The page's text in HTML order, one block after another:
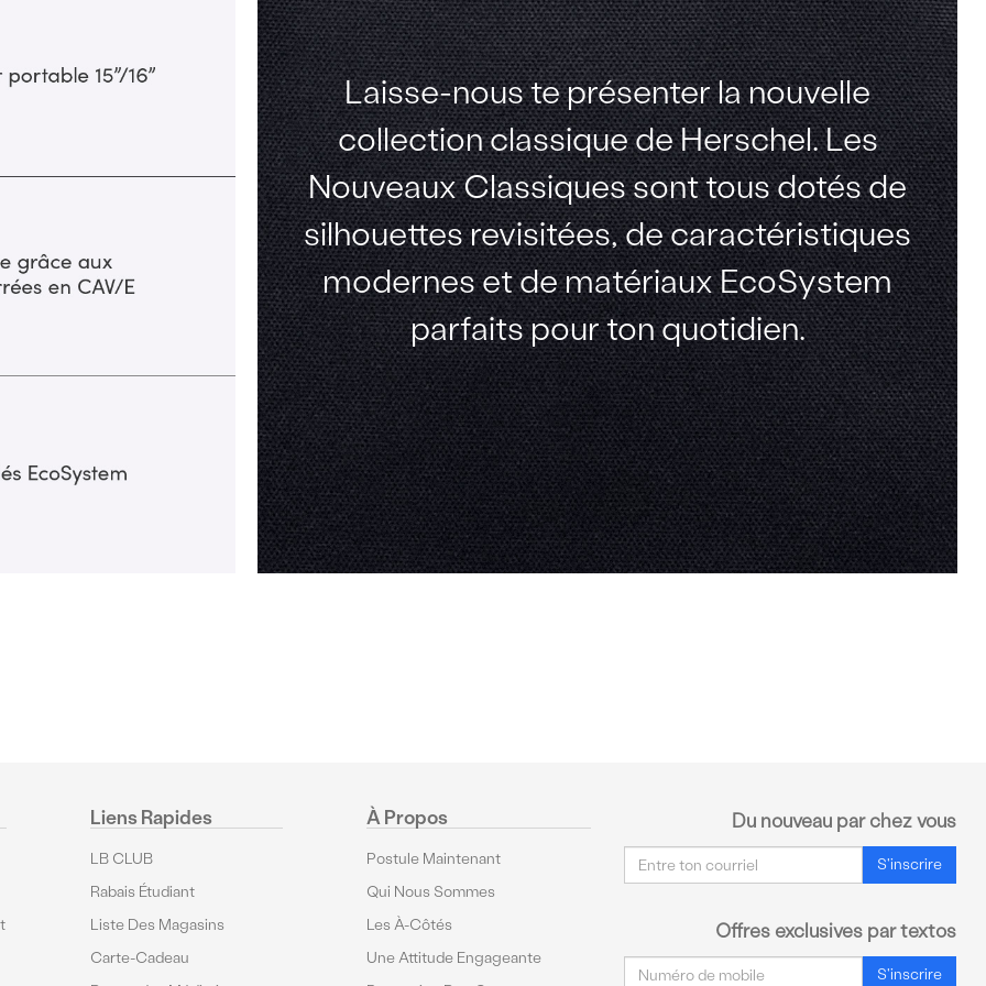
Laisse-nous te présenter la nouvelle
collection classique de Herschel. Les
Nouveaux Classiques sont tous dotés de
silhouettes revisitées, de caractéristiques
modernes et de matériaux EcoSystem
parfaits pour ton quotidien.
Liens Rapides
LB CLUB
Rabais Étudiant
Liste Des Magasins
Carte-Cadeau
À Propos
Postule Maintenant
Qui Nous Sommes
Les À-Côtés
Une Attitude Engageante
Du nouveau par chez vous
S'inscrire
Offres exclusives par textos
S'inscrire